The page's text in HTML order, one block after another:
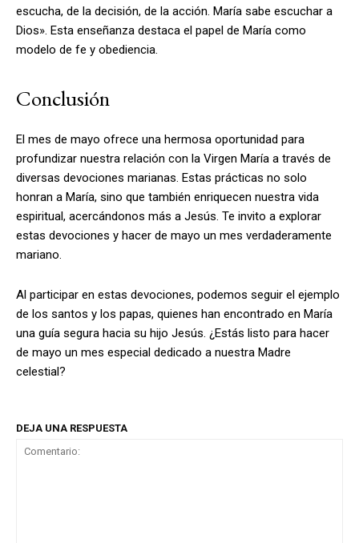
escucha, de la decisión, de la acción. María sabe escuchar a
Dios». Esta enseñanza destaca el papel de María como
modelo de fe y obediencia.
Conclusión
El mes de mayo ofrece una hermosa oportunidad para
profundizar nuestra relación con la Virgen María a través de
diversas devociones marianas. Estas prácticas no solo
honran a María, sino que también enriquecen nuestra vida
espiritual, acercándonos más a Jesús. Te invito a explorar
estas devociones y hacer de mayo un mes verdaderamente
mariano.
Al participar en estas devociones, podemos seguir el ejemplo
de los santos y los papas, quienes han encontrado en María
una guía segura hacia su hijo Jesús. ¿Estás listo para hacer
de mayo un mes especial dedicado a nuestra Madre
celestial?
DEJA UNA RESPUESTA